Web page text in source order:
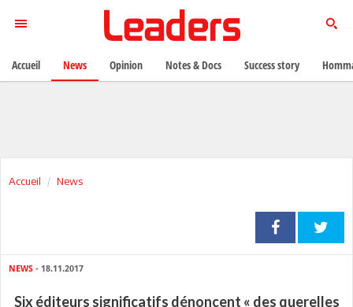
Accueil News
NEWS - 18.11.2017
Six éditeurs significatifs dénoncent « des querelles
Accueil News Opinion Notes & Docs Success story